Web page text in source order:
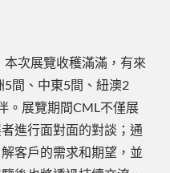
次展覽收穫滿滿，有來
5間、中東5間、紐澳2
。展覽期間CML不僅展
進行面對面的對談；通
客戶的需求和期望，並